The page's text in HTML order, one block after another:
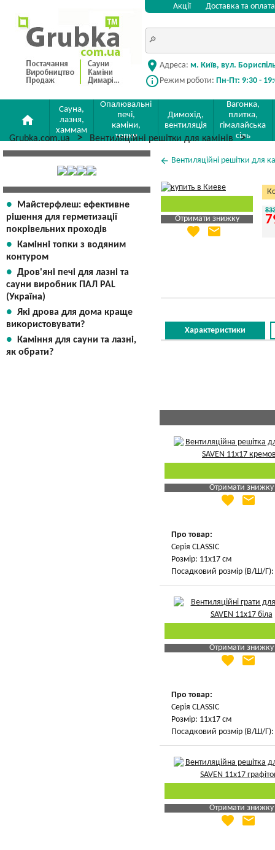
Акції Доставка та оплата
location_on Адреса: м. Київ, вул.
info_outline Режим роботи: Пн-Пт: 9:30 -
home
Сауна,
лазня,
хаммам
Опалювальні
печі,
каміни,
топки
Димохід,
вентиляція
Вагонка,
плитка,
гімалайська
сіль
Grubka.com.ua Вентиляційні решітки для камінів
Майстерфлеш: ефективне
рішення для герметизації
покрівельних проходів
Камінні топки з водяним
контуром
Дров'яні печі для лазні та
сауни виробник ПАЛ PAL
(Україна)
Які дрова для дома краще
використовувати?
Каміння для сауни та лазні,
як обрати?
arrow_back Вентиляційні решітки для
Отримати знижку
Яка Ваша ціна
favorite email
Характеристики
Отримати знижку
Яка Ваша ціна
favorite email
Про товар:
Серія CLASSIC
Розмір: 11х17 см
Посадковий розмір (В/Ш/Г):
Отримати знижку
Яка Ваша ціна
favorite email
Про товар:
Серія CLASSIC
Розмір: 11х17 см
Посадковий розмір (В/Ш/Г):
Отримати знижку
Яка Ваша ціна
favorite email